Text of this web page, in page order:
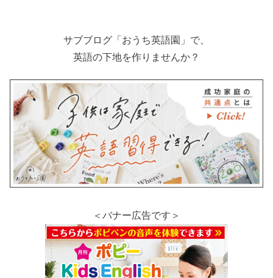
サブブログ「おうち英語園」で、
英語の下地を作りませんか？
＜バナー広告です＞